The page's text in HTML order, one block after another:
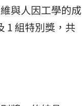
與人因工學的成
1 組特別獎，共